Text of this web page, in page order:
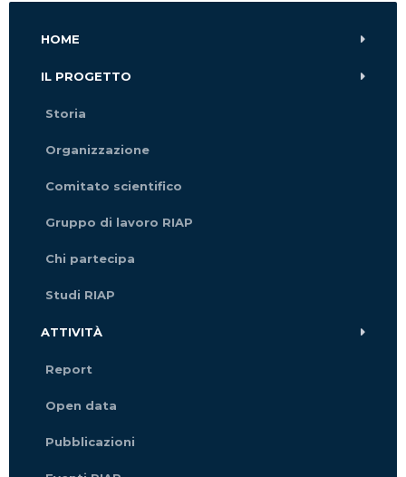
HOME
IL PROGETTO
Storia
Organizzazione
Comitato scientifico
Gruppo di lavoro RIAP
Chi partecipa
Studi RIAP
ATTIVITÀ
Report
Open data
Pubblicazioni